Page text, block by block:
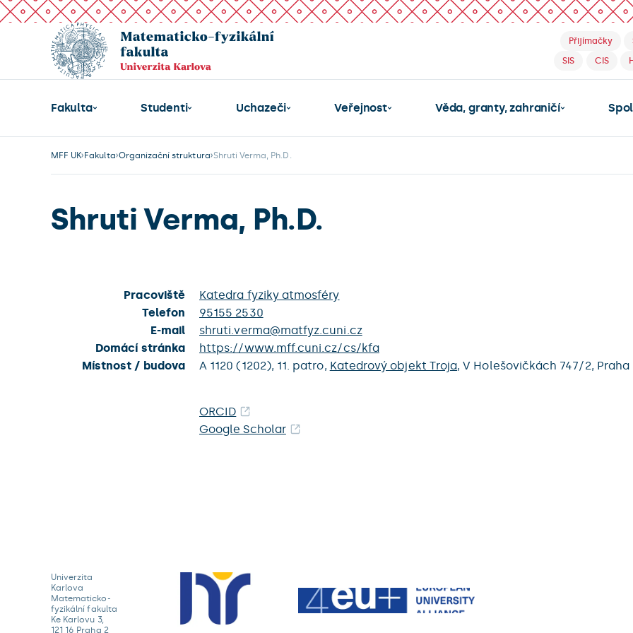
Přijímačky
SIS
CIS
Fakulta Studenti Uchazeči Veřejnost Věda, granty, zahraničí
MFF UK Fakulta Organizační struktura Shruti Verma, Ph.D.
Shruti Verma, Ph.D.
Pracoviště
Katedra fyziky atmosféry
Telefon
95155 2530
E-mail
shruti.verma@matfyz.cuni.cz
Domácí stránka
https://www.mff.cuni.cz/cs/kfa
Místnost / budova
A 1120 (1202), 11. patro, Katedrový objekt Troja,V Holešovičkách 747/2, Praha
ORCID
Google Scholar
Univerzita
Karlova
Matematicko-
fyzikální fakulta
Ke Karlovu 3,
121 16 Praha 2